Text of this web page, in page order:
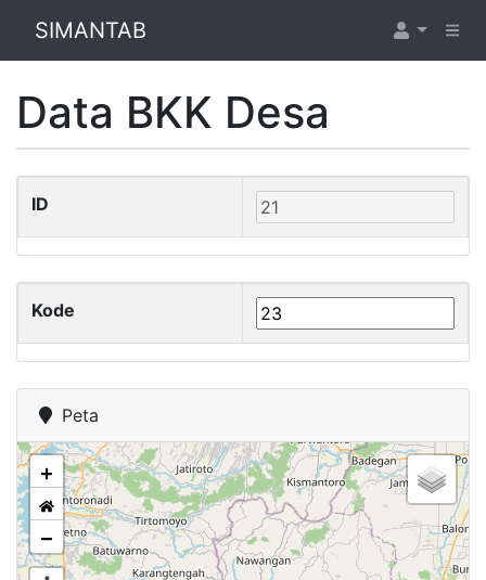
SIMANTAB
Data BKK Desa
ID
Kode
Peta